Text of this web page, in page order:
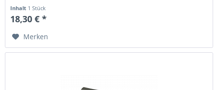
Inhalt 1 Stück
18,30 € *
Merken